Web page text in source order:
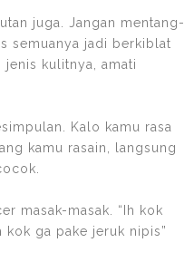
juga. Jangan mentang-
semuanya jadi berkiblat
jenis kulitnya, amati
Kalo kamu rasa
kamu rasain, langsung
masak-masak. “Ih kok
kok ga pake jeruk nipis”